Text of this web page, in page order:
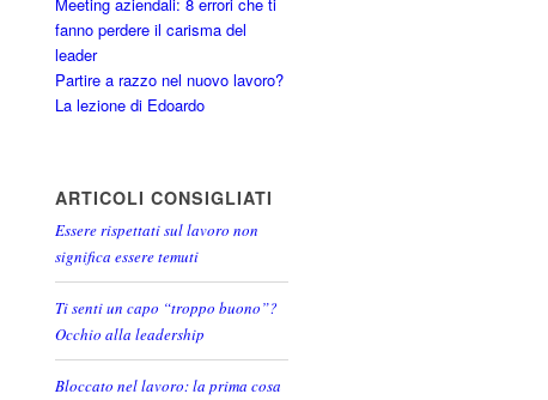
fanno perdere il carisma del
leader
Partire a razzo nel nuovo lavoro?
La lezione di Edoardo
ARTICOLI CONSIGLIATI
Essere rispettati sul lavoro non
significa essere temuti
Ti senti un capo “troppo buono”?
Occhio alla leadership
Bloccato nel lavoro: la prima cosa